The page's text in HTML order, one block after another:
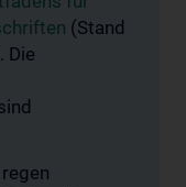
(Stand
Die